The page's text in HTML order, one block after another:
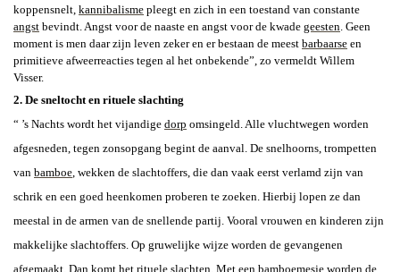
koppensnelt, kannibalisme pleegt en zich in een toestand van constante
angst bevindt. Angst voor de naaste en angst voor de kwade geesten Geen
moment is men daar zijn leven zeker en er bestaan de meest barbaarse en
primitieve afweerreacties tegen al het onbekende”, zo vermeldt Willem
Visser.
2. De sneltocht en rituele slachting
“ ’s Nachts wordt het vijandige dorp omsingeld. Alle vluchtwegen worden
afgesneden, tegen zonsopgang begint de aanval. De snelhoorns, trompetten
van bamboe , wekken de slachtoffers, die dan vaak eerst verlamd zijn van
schrik en een goed heenkomen proberen te zoeken. Hierbij lopen ze dan
meestal in de armen van de snellende partij. Vooral vrouwen en kinderen zijn
makkelijke slachtoffers. Op gruwelijke wijze worden de gevangenen
afgemaakt. Dan komt het rituele slachten. Met een bamboemesje worden de